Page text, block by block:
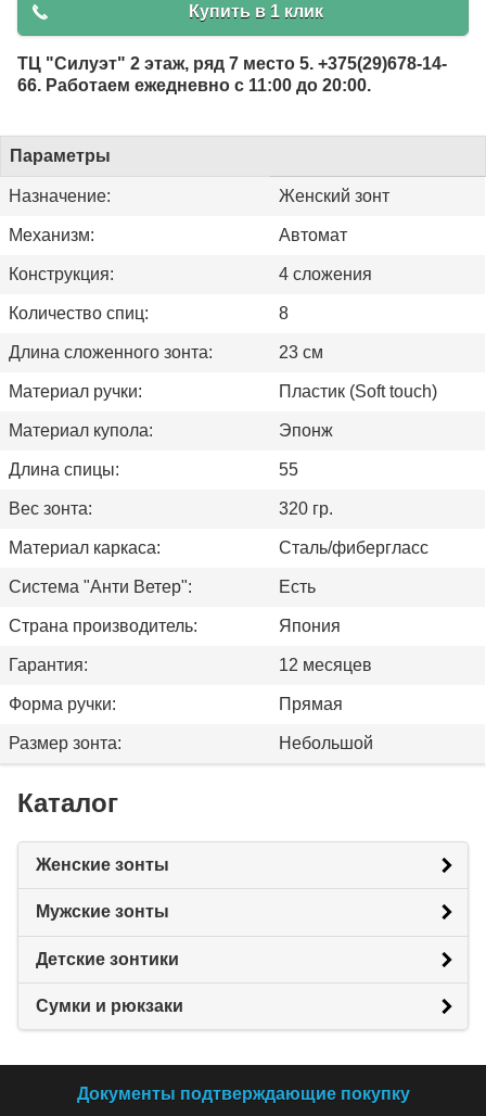
Купить в 1 клик
ТЦ "Силуэт" 2 этаж, ряд 7 место 5. +375(29)678-14-
66. Работаем ежедневно с 11:00 до 20:00.
Параметры
Назначение: Женский зонт
Механизм: Автомат
Конструкция: 4 сложения
Количество спиц: 8
Длина сложенного зонта: 23 см
Материал ручки: Пластик (Soft touch)
Материал купола: Эпонж
Длина спицы: 55
Вес зонта: 320 гр.
Материал каркаса: Сталь/фибергласс
Система "Анти Ветер": Есть
Страна производитель: Япония
Гарантия: 12 месяцев
Форма ручки: Прямая
Размер зонта: Небольшой
Каталог
Женские зонты
Мужские зонты
Детские зонтики
Сумки и рюкзаки
Документы подтверждающие покупку